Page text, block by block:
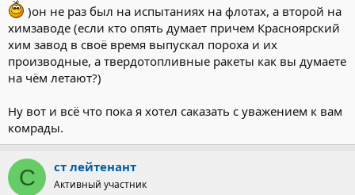
)он не раз был на испытаниях на флотах, а второй на
химзаводе (если кто опять думает причем Красноярский
хим завод в своё время выпускал пороха и их
производные, а твердотопливные ракеты как вы думаете
на чём летают?)
Ну вот и всё что пока я хотел саказать с уважением к вам
комрады.
С ст лейтенант
Активный участник